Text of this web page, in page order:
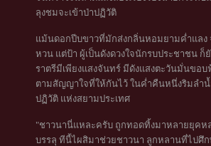
ลุงชมจะเข้าป่าปฏิวัติ
แม้นดอกปีบขาวที่มักส่งกลิ่นหอมยามค่ำแลง
หวน แต่ป้า ผู้เป็นดังดวงใจนักรบประชาชน
ราตรีมีเพียงแสงจันทร์ มีดังแสงตะวันมั่นขอ
ตามสัญญาใจที่ให้กันไว้ ในค่ำคืนหนึ่งริมลำ
ปฏิวัติ แห่งสยามประเทศ
"ชาวนานี่แหละครับ ถูกทอดทิ้งมาหลายยุค
บรรลุ ทีนี้ไผสิมาช่วยชาวนา ลูกหลานที่ไปศึก